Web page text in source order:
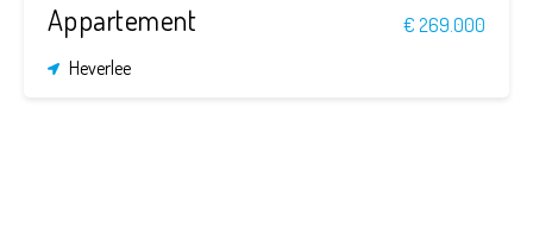
Appartement
€ 269.000
Heverlee